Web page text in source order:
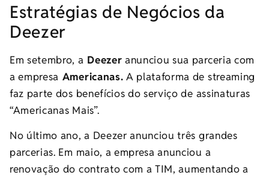
Estratégias de Negócios da
Deezer
Em setembro, a Deezer anunciou sua parceria com
a empresa Americanas. A plataforma de streaming
faz parte dos benefícios do serviço de assinaturas
“Americanas Mais”.
No último ano, a Deezer anunciou três grandes
parcerias. Em maio, a empresa anunciou a
renovação do contrato com a TIM, aumentando a